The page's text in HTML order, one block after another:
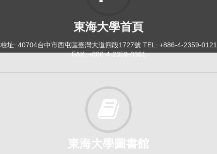
東海大學首頁
校址: 40704台中市西屯區臺灣大道四段1727號 TEL: +886-4-2359-0121
FAX: +886-4-2359-0361
東海大學圖書館